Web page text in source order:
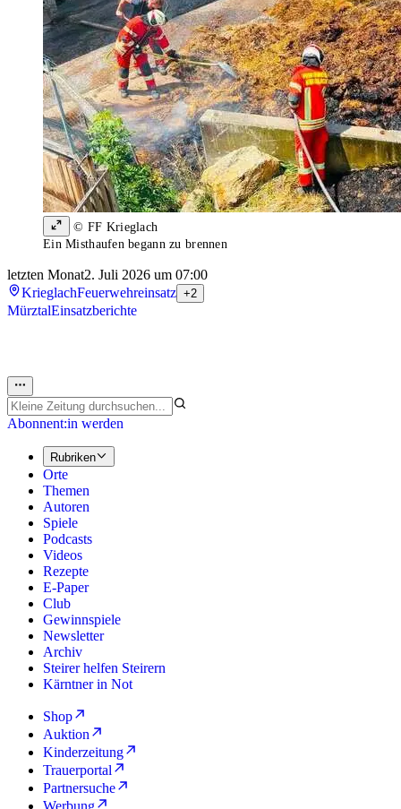
© FF Krieglach
Ein Misthaufen begann zu brennen
letzten Monat2. Juli 2026 um 07:00
KrieglachFeuerwehreinsatz +2
MürztalEinsatzberichte
Abonnent:in werden
Rubriken
Orte
Themen
Autoren
Spiele
Podcasts
Videos
Rezepte
E-Paper
Club
Gewinnspiele
Newsletter
Archiv
Steirer helfen Steirern
Kärntner in Not
Shop
Auktion
Kinderzeitung
Trauerportal
Partnersuche
Werbung